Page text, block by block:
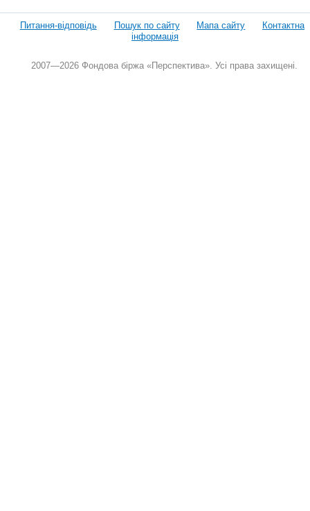
Питання-відповідь Пошук по сайту Мапа сайту
Контактна
інформація
2007—2026 Фондова біржа «Перспектива». Усі права захищені.